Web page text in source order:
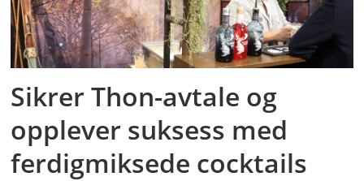
Sikrer Thon-avtale og
opplever suksess med
ferdigmiksede cocktails